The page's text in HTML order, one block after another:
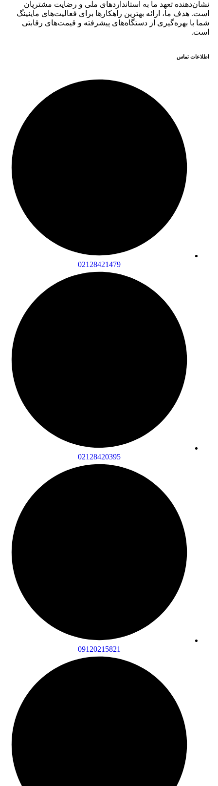
نشان‌دهنده تعهد ما به استانداردهای ملی و رضایت مشتریان
است. هدف ما، ارائه بهترین راهکارها برای فعالیت‌های ماینینگ
شما با بهره‌گیری از دستگاه‌های پیشرفته و قیمت‌های رقابتی
است.
اطلاعات تماس
02128421479
02128420395
09120215821